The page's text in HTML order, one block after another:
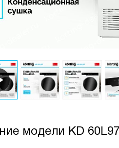
модели KD 60L97